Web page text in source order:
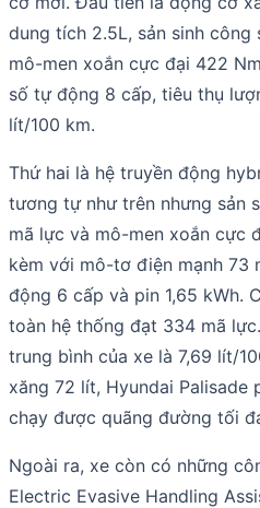
dung tích 2.5L, sản sinh
mô-men xoắn cực đại 422
số tự động 8 cấp, tiêu thụ
lít/100 km.
Thứ hai là hệ truyền động
tương tự như trên nhưng sản
mã lực và mô-men xoắn cực
kèm với mô-tơ điện mạnh 73
động 6 cấp và pin 1,65 kWh.
toàn hệ thống đạt 334 mã
trung bình của xe là 7,69 lít/
xăng 72 lít, Hyundai Palisade
chạy được quãng đường tối
Ngoài ra, xe còn có những
Electric Evasive Handling